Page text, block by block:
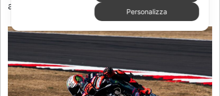
Personalizza